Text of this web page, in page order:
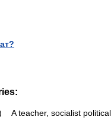
teacher, socialist